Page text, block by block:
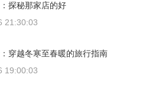
探秘那家店的好
21:30:03
穿越冬寒至春暖的旅行指南
19:00:03